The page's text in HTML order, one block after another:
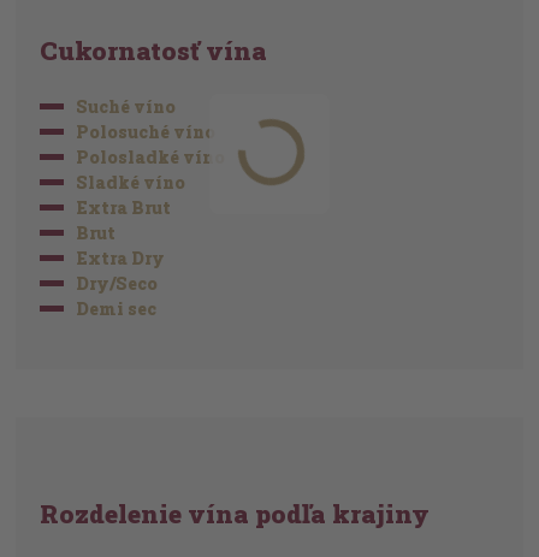
Cukornatosť vína
Suché víno
Polosuché víno
Polosladké víno
Sladké víno
Extra Brut
Brut
Extra Dry
Dry/Seco
Demi sec
Rozdelenie vína podľa krajiny